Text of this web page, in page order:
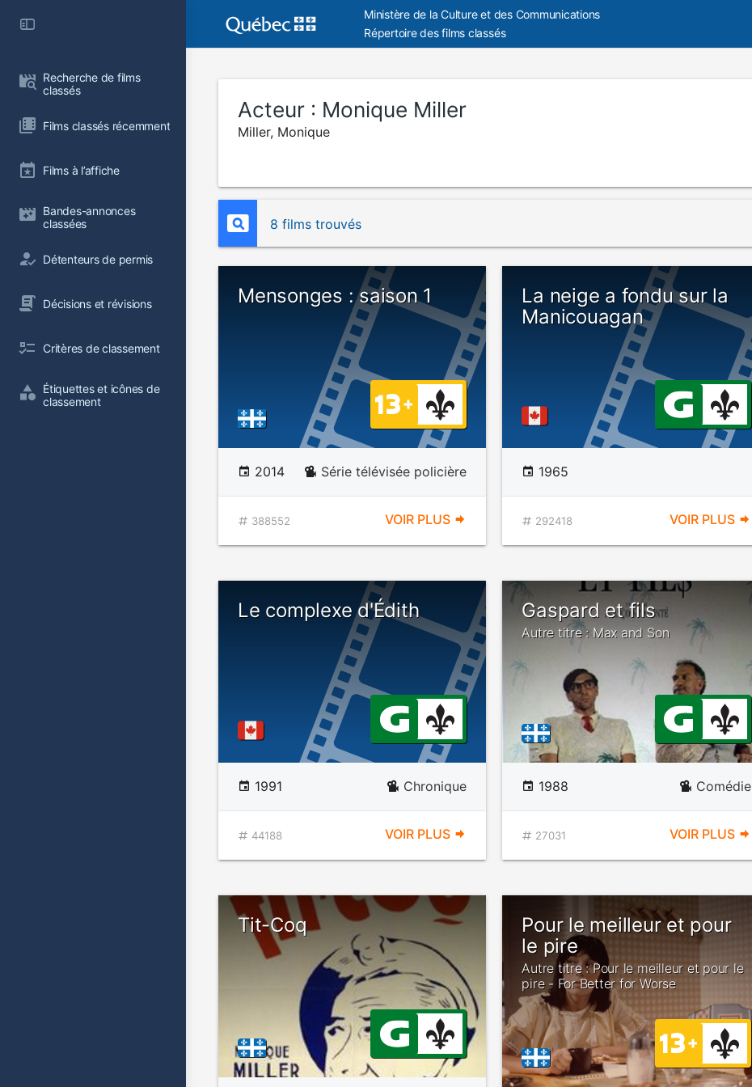
Recherche de films
classés
Films classés récemment
Films à l’affiche
Bandes-annonces
classées
Détenteurs de permis
Décisions et révisions
Critères de classement
Étiquettes et icônes de
classement
Ministère de la Culture et des Communications
Répertoire des films classés
Acteur : Monique Miller
Miller, Monique
8 films trouvés
Mensonges : saison 1
2014 Série télévisée policière
388552 VOIR PLUS
La neige a fondu sur la
Manicouagan
1965
292418 VOIR PLUS
Le complexe d'Édith
1991 Chronique
44188 VOIR PLUS
Gaspard et fils
Autre titre : Max and Son
1988 Comédie
27031 VOIR PLUS
Tit-Coq
Pour le meilleur et pour
le pire
Autre titre : Pour le meilleur et pour le
pire - For Better for Worse